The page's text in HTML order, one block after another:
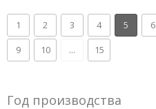
1 2 3 4 5 6
9
10 ... 15
Год производства